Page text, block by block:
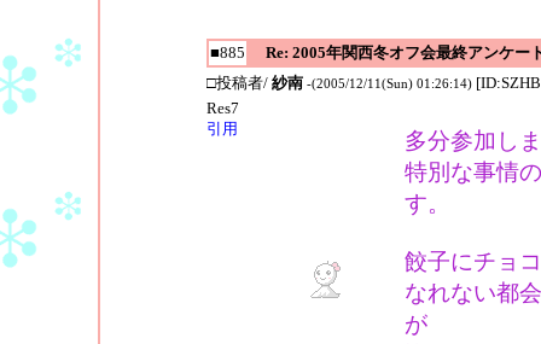
■885
Re: 2005年関西冬オフ会最終アンケー
□投稿者/ 紗南 -(2005/12/11(Sun) 01:26:14)
Res7
引用
多分参加し
特別な事情
す。
餃子にチョ
なれない都
が